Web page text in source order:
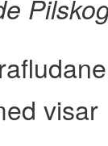
visar